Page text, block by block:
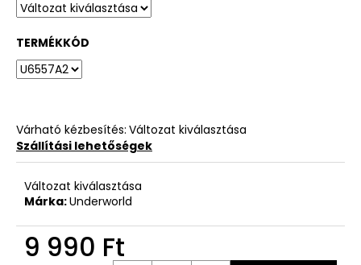
TERMÉKKÓD
Várható kézbesítés: Változat kiválasztása
Szállítási lehetőségek
Változat kiválasztása
Márka:Underworld
9 990 Ft